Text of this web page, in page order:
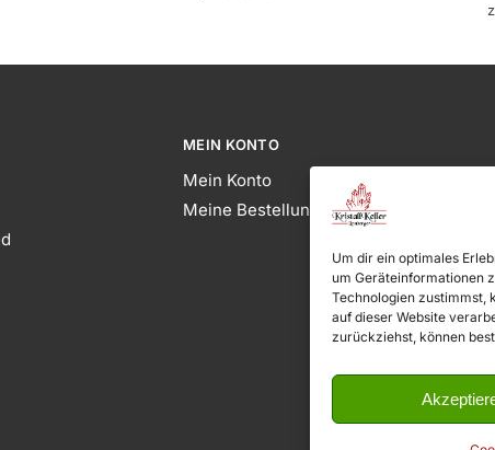
Um dir ein optimales
um Geräteinformationen
Technologien zustimmst,
auf dieser Website
zurückziehst, können
MEIN KONTO
Mein Konto
Meine Bestellungen